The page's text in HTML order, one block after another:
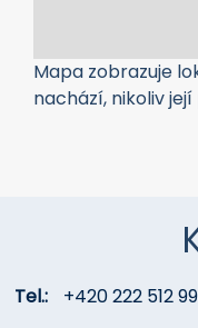
Mapa zobrazuje
nachází, nikoliv
Tel.: +420 222 512